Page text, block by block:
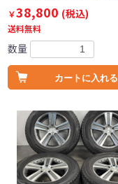
￥38,800 (税込)
送料無料
数量
カートに入れる